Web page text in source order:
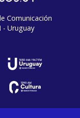
Comunicación
- Uruguay